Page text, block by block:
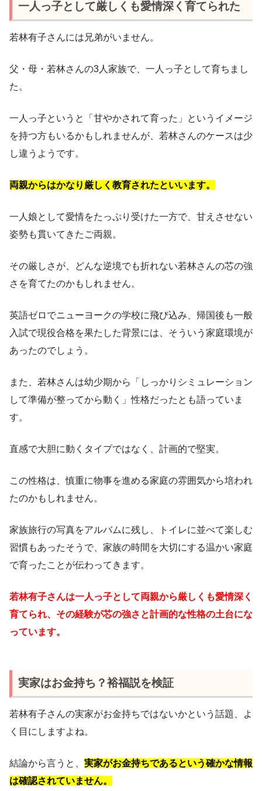
一人っ子として厳しくも愛情深く育てられた
若林有子さんには兄弟がいません。
父・母・若林さんの3人家族で、一人っ子として育ちまし
た。
一人っ子というと「甘やかされて育った」というイメージ
を持つ方もいるかもしれませんが、若林さんのケースは少
し違うようです。
両親からはかなり厳しく教育されたといいます。
一人娘として愛情をたっぷり受けた一方で、甘えさせない
姿勢も貫いてきたご両親。
その厳しさが、どんな逆境でも折れない若林さんの芯の強
さを育てたのかもしれません。
英語ゼロでニューヨークの学校に飛び込み、帰国後も一般
入試で現役合格を果たした背景には、そういう家庭環境が
あったのでしょう。
また、若林さんは幼少期から「しっかりシミュレーション
して準備が整ってから動く」性格だったとも語っていま
す。
直感で大胆に動くタイプではなく、計画的で堅実。
この性格は、慎重に物事を進める家庭の雰囲気から培われ
たのかもしれません。
家族旅行の写真をアルバムに残し、トイレに並べて楽しむ
習慣もあったそうで、家族の時間を大切にする温かい家庭
で育ったことが伝わってきます。
若林有子さんは一人っ子として両親から厳しくも愛情深く
育てられ、その経験が芯の強さと計画的な性格の土台にな
っています。
実家はお金持ち？裕福説を検証
若林有子さんの実家がお金持ちではないかという話題、よ
く目にしますよね。
結論から言うと、 実家がお金持ちであるという確かな情報
は確認されていません。